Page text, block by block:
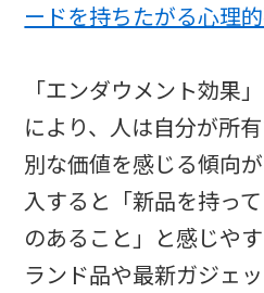
ードを持ちたがる心理
「エンダウメント効果
により、人は自分が所
別な価値を感じる傾向
入すると「新品を持っ
のあること」と感じや
ランド品や最新ガジェ